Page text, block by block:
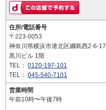
住所/電話番号
〒223-0053
神奈川県横浜市港北区綱島西2-6-17
黒川ビル 1階
TEL： 0120-197-101
TEL： 045-540-7101
営業時間
午前10時〜午後7時